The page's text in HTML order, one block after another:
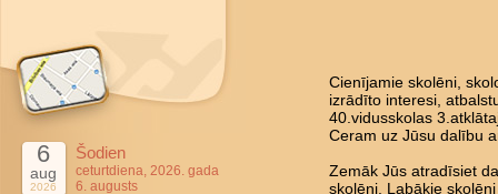
6
aug
2026
Šodien
ceturtdiena, 2026. gada
6. augusts
Cienījamie skolēni,
izrādīto interesi,
40.vidusskolas
Ceram uz Jūsu dalību
Zemāk Jūs atradīsiet
skolēni. Labākie